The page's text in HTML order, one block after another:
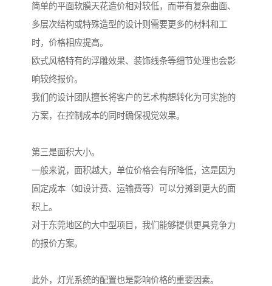
简单的平面软膜天花造价相对较低，而带有复杂曲面、
多层次结构或特殊造型的设计则需要更多的材料和工
时，价格相应提高。
欧式风格特有的浮雕效果、装饰线条等细节处理也会影
响较终报价。
我们的设计团队擅长将客户的艺术构想转化为可实施的
方案，在控制成本的同时确保视觉效果。
第三是面积大小。
一般来说，面积越大，单位价格会有所降低，这是因为
固定成本（如设计费、运输费等）可以分摊到更大的面
积上。
对于东莞地区的大中型项目，我们能够提供更具竞争力
的报价方案。
此外，灯光系统的配置也是影响价格的重要因素。